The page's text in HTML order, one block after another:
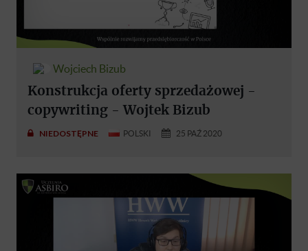
Wojciech Bizub
Konstrukcja oferty sprzedażowej -
copywriting - Wojtek Bizub
NIEDOSTĘPNE POLSKI 25 PAŹ 2020